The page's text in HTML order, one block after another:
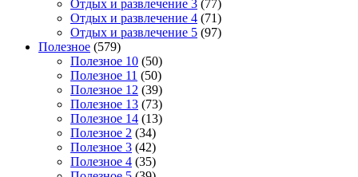
Отдых и развлечение 3 (77)
Отдых и развлечение 4 (71)
Отдых и развлечение 5 (97)
Полезное (579)
Полезное 10 (50)
Полезное 11 (50)
Полезное 12 (39)
Полезное 13 (73)
Полезное 14 (13)
Полезное 2 (34)
Полезное 3 (42)
Полезное 4 (35)